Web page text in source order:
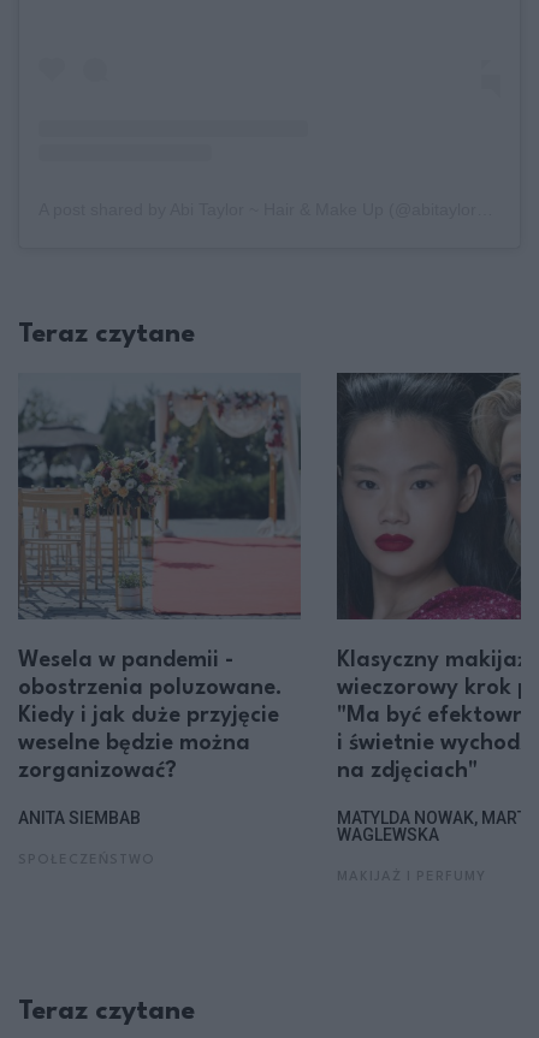
Teraz czytane
Wesela w pandemii -
obostrzenia poluzowane.
Kiedy i jak duże przyjęcie
weselne będzie można
zorganizować?
ANITA SIEMBAB
Klasyczny makijaż
wieczorowy krok
"Ma być
i świetnie
na zdjęciach"
MATYLDA NOWAK, MARTA
WAGLEWSKA
Teraz czytane